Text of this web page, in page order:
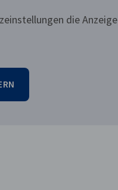
die Anzeige